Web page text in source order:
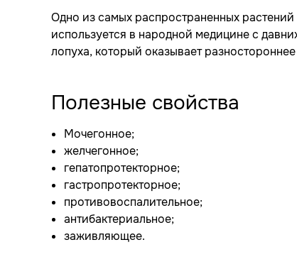
Одно из самых распространенных
используется в народной медицине с
лопуха, который оказывает
Полезные свойства
Мочегонное;
желчегонное;
гепатопротекторное;
гастропротекторное;
противовоспалительное;
антибактериальное;
заживляющее.